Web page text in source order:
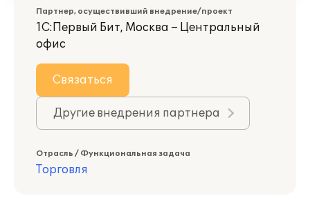
Партнер, осуществивший внедрение/проект
1С:Первый Бит, Москва – Центральный
офис
Связаться
Другие внедрения партнера
Отрасль / Функциональная задача
Торговля